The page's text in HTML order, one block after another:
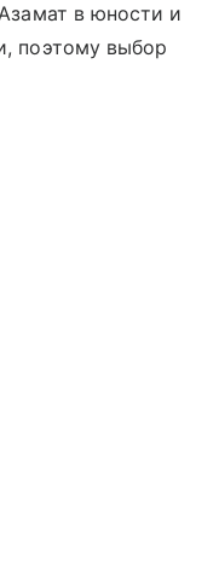
в юности и
поэтому выбор